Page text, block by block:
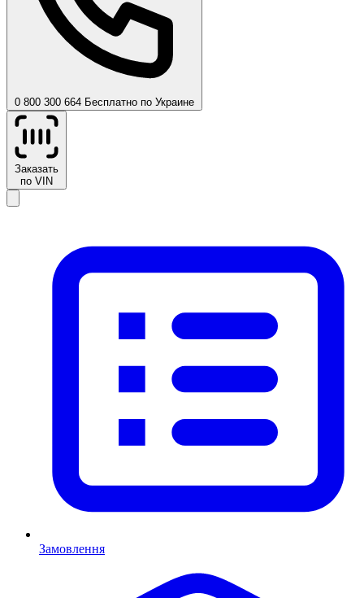
0 800 300 664 Бесплатно по Украине
Заказать
по VIN
Замовлення